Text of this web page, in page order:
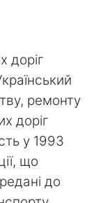
доріг
ремонту
доріг
у 1993
що
до